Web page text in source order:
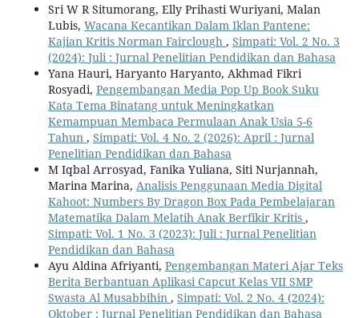
Sri W R Situmorang, Elly Prihasti Wuriyani, Malan
Lubis, Wacana Kecantikan Dalam Iklan Pantene:
Kajian Kritis Norman Fairclough , Simpati: Vol. 2 No. 3
(2024): Juli : Jurnal Penelitian Pendidikan dan Bahasa
Yana Hauri, Haryanto Haryanto, Akhmad Fikri
Rosyadi, Pengembangan Media Pop Up Book Suku
Kata Tema Binatang untuk Meningkatkan
Kemampuan Membaca Permulaan Anak Usia 5-6
Tahun , Simpati: Vol. 4 No. 2 (2026): April : Jurnal
Penelitian Pendidikan dan Bahasa
M Iqbal Arrosyad, Fanika Yuliana, Siti Nurjannah,
Marina Marina, Analisis Penggunaan Media Digital
Kahoot: Numbers By Dragon Box Pada Pembelajaran
Matematika Dalam Melatih Anak Berfikir Kritis ,
Simpati: Vol. 1 No. 3 (2023): Juli : Jurnal Penelitian
Pendidikan dan Bahasa
Ayu Aldina Afriyanti, Pengembangan Materi Ajar Teks
Berita Berbantuan Aplikasi Capcut Kelas VII SMP
Swasta Al Musabbihin , Simpati: Vol. 2 No. 4 (2024):
Oktober : Jurnal Penelitian Pendidikan dan Bahasa